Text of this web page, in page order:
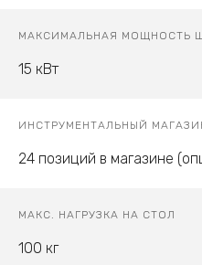
МАКСИМАЛЬНАЯ МОЩНОСТЬ
15 кВт
ИНСТРУМЕНТАЛЬНЫЙ
24 позиций в магазине
МАКС. НАГРУЗКА НА СТОЛ
100 кг